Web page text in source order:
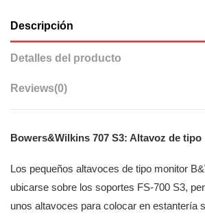
Descripción
Detalles del producto
Reviews(0)
Bowers&Wilkins 707 S3: Altavoz de
Los pequeños altavoces de tipo monitor
ubicarse sobre los soportes FS-700 S3,
unos altavoces para colocar en estantería